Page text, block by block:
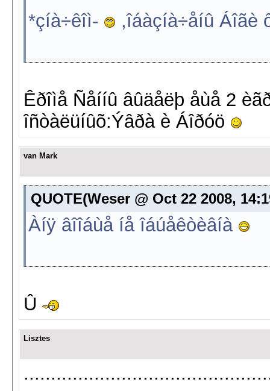
*çíà÷êîì- ,îáàçíà÷åíû Áîãè
Êðîìå Ñåííû âûäåëþ åùå 2
îñòàëüíûõ:Ýâðà è Áîðóö
van Mark
QUOTE(Weser @ Oct 22 2008,
Àíÿ âîîáùå íå îáúåêòèâíà
Û
Lisztes